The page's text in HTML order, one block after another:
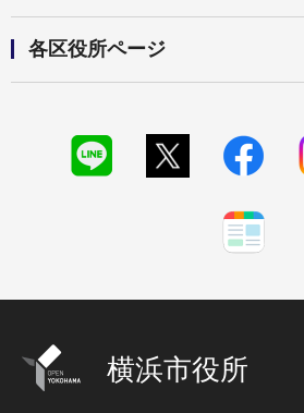
各区役所ページ
横浜市役所